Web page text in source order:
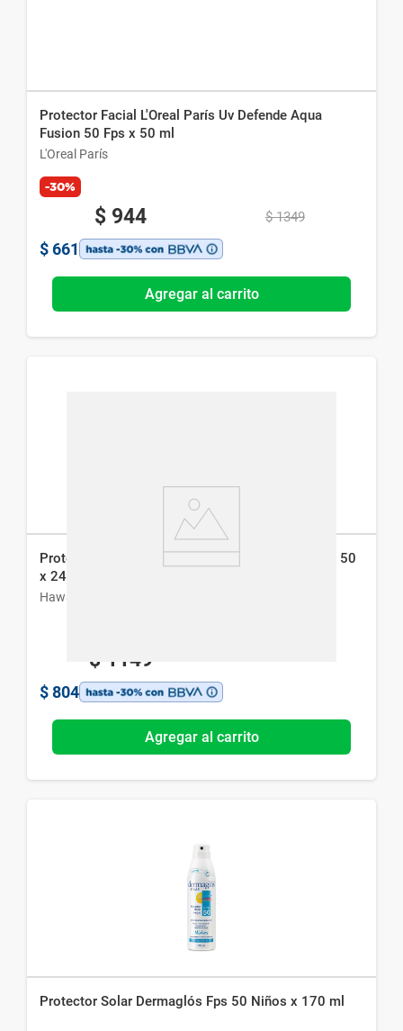
Protector Facial L'Oreal París Uv Defende Aqua
Fusion 50 Fps x 50 ml
L'Oreal París
-30%
$ 944 $ 1349
$ 661
Agregar al carrito
Protector Solar Hawaiian Tropic Sheer Touch Fps 50
x 240 ml
Hawaiian Tropic
$ 1149
$ 804
Agregar al carrito
Protector Solar Dermaglós Fps 50 Niños x 170 ml